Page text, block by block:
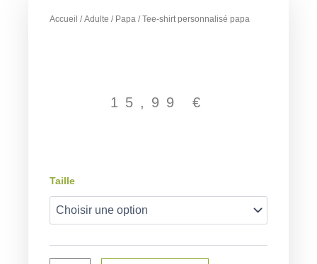
Accueil /Adulte / Papa / Tee-shirt personnalisé papa
15,99 €
Taille
quantité
Tee-
papa